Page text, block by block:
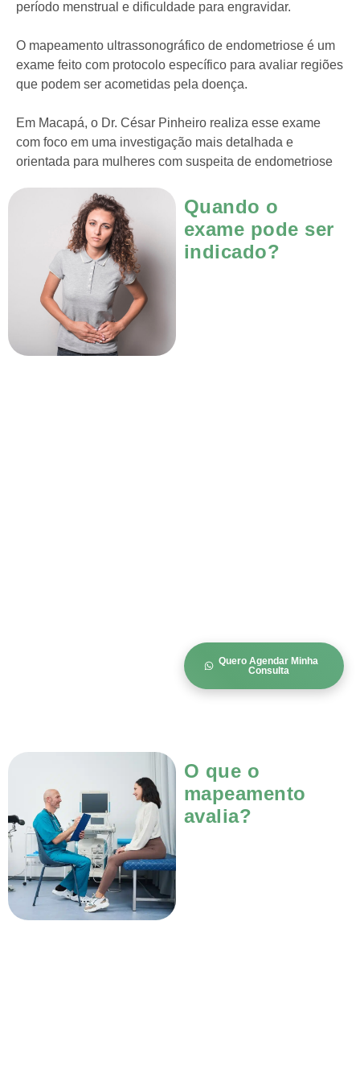
período menstrual e dificuldade para engravidar.
O mapeamento ultrassonográfico de endometriose é um
exame feito com protocolo específico para avaliar regiões
que podem ser acometidas pela doença.
Em Macapá, o Dr. César Pinheiro realiza esse exame
com foco em uma investigação mais detalhada e
orientada para mulheres com suspeita de endometriose
Quando o
exame pode ser
indicado?
Quero Agendar Minha
Consulta
O que o
mapeamento
avalia?